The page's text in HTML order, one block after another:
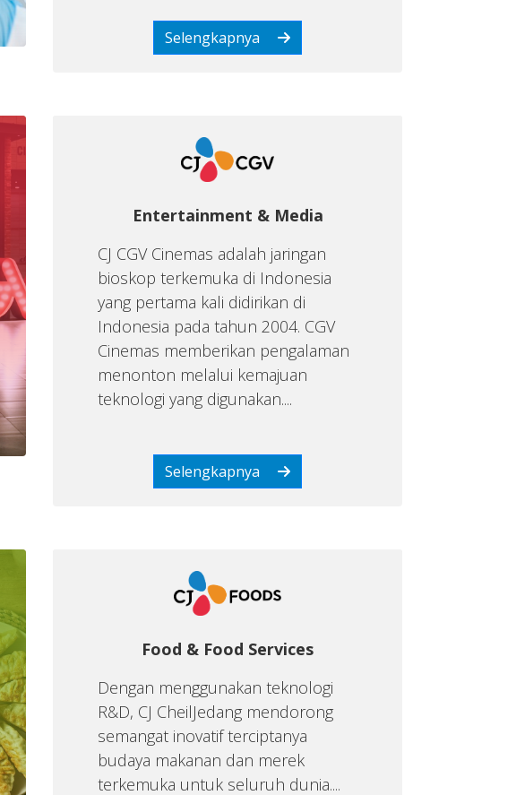
Selengkapnya
Entertainment & Media
CJ CGV Cinemas adalah jaringan
bioskop terkemuka di Indonesia
yang pertama kali didirikan di
Indonesia pada tahun 2004. CGV
Cinemas memberikan pengalaman
menonton melalui kemajuan
teknologi yang digunakan....
Selengkapnya
Food & Food Services
Dengan menggunakan teknologi
R&D, CJ CheilJedang mendorong
semangat inovatif terciptanya
budaya makanan dan merek
terkemuka untuk seluruh dunia....